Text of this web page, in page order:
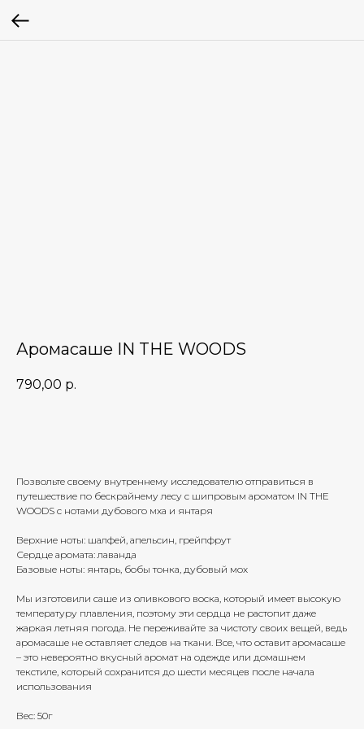
Аромасаше IN THE WOODS
790,00 р.
Позвольте своему внутреннему исследователю отправиться в
путешествие по бескрайнему лесу c шипровым ароматом IN THE
WOODS c нотами дубового мха и янтаря
Верхние ноты: шалфей, апельсин, грейпфрут
Сердце аромата: лаванда
Базовые ноты: янтарь, бобы тонка, дубовый мох
Мы изготовили саше из оливкового воска, который имеет высокую
температуру плавления, поэтому эти сердца не растопит даже
жаркая летняя погода. Не переживайте за чистоту своих вещей, ведь
аромасаше не оставляет следов на ткани. Все, что оставит аромасаше
– это невероятно вкусный аромат на одежде или домашнем
текстиле, который сохранится до шести месяцев после начала
использования
Вес: 50г